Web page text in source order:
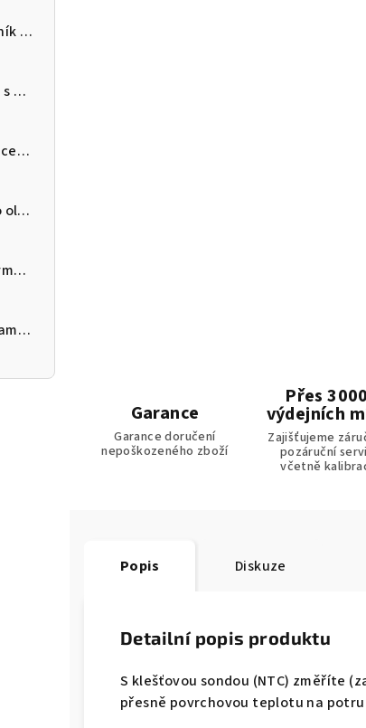
testo 174 T - Miniaturní záznamník teploty s USB-C a softwarem pro PC
testo 513 - Detektor úniku plynu s ohebnou sondou
testo 565i EX - Vakuová pumpa s certifikací ATEX (7 CFM / 198 l/min)
testo 270 BT - Tester fritovacího oleje
testo 860i sada - Bezdrátová termokamera pro chytré telefony
testo 174 H BT - Miniaturní záznamník pro měření teploty a vlhkosti s Bluetooth a připojením k aplikaci
Garance
Garance doručení
nepoškozeného zboží
Přes 3000
výdejních
Zajišťujeme
pozáruční
včetně
Popis Diskuze
Detailní popis produktu
S klešťovou sondou (NTC) změříte
přesně povrchovou teplotu na